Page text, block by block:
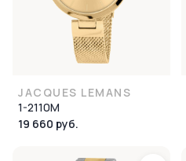
JACQUES LEMANS
1-2110M
19 660 руб.